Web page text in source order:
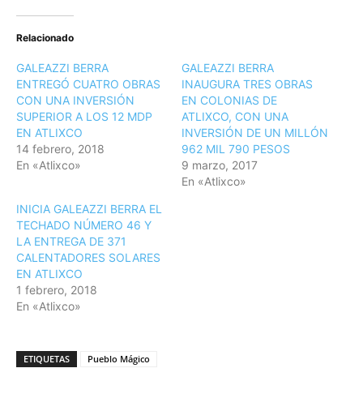
Relacionado
GALEAZZI BERRA
ENTREGÓ CUATRO OBRAS
CON UNA INVERSIÓN
SUPERIOR A LOS 12 MDP
EN ATLIXCO
14 febrero, 2018
En «Atlixco»
GALEAZZI BERRA
INAUGURA TRES OBRAS
EN COLONIAS DE
ATLIXCO, CON UNA
INVERSIÓN DE UN MILLÓN
962 MIL 790 PESOS
9 marzo, 2017
En «Atlixco»
INICIA GALEAZZI BERRA EL
TECHADO NÚMERO 46 Y
LA ENTREGA DE 371
CALENTADORES SOLARES
EN ATLIXCO
1 febrero, 2018
En «Atlixco»
ETIQUETAS Pueblo Mágico